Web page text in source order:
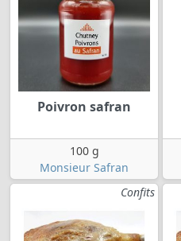
Poivron safran
100 g
Monsieur Safran
Confits